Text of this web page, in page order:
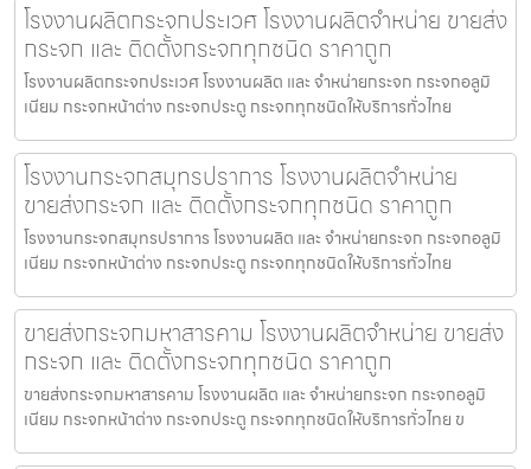
โรงงานผลิตกระจกประเวศ โรงงานผลิตจำหน่าย ขายส่ง
กระจก และ ติดตั้งกระจกทุกชนิด ราคาถูก
โรงงานผลิตกระจกประเวศ โรงงานผลิต และ จำหน่ายกระจก กระจกอลูมิ
เนียม กระจกหน้าต่าง กระจกประตู กระจกทุกชนิดให้บริการทั่วไทย
โรงงานกระจกสมุทรปราการ โรงงานผลิตจำหน่าย
ขายส่งกระจก และ ติดตั้งกระจกทุกชนิด ราคาถูก
โรงงานกระจกสมุทรปราการ โรงงานผลิต และ จำหน่ายกระจก กระจกอลูมิ
เนียม กระจกหน้าต่าง กระจกประตู กระจกทุกชนิดให้บริการทั่วไทย
ขายส่งกระจกมหาสารคาม โรงงานผลิตจำหน่าย ขายส่ง
กระจก และ ติดตั้งกระจกทุกชนิด ราคาถูก
ขายส่งกระจกมหาสารคาม โรงงานผลิต และ จำหน่ายกระจก กระจกอลูมิ
เนียม กระจกหน้าต่าง กระจกประตู กระจกทุกชนิดให้บริการทั่วไทย ข